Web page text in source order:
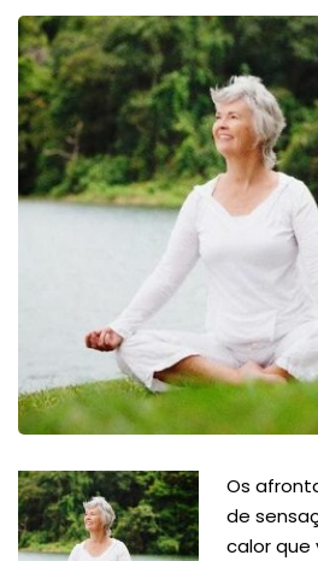
Os
de
calor que